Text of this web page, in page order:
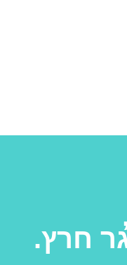
חרץ.